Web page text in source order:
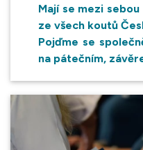
Mají se mezi
ze všech koutů
Pojďme se
na pátečním,